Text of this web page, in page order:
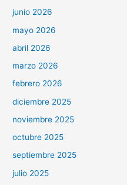
junio 2026
mayo 2026
abril 2026
marzo 2026
febrero 2026
diciembre 2025
noviembre 2025
octubre 2025
septiembre 2025
julio 2025